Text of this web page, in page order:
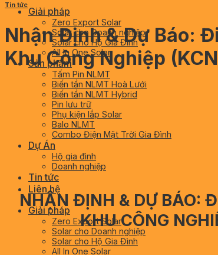
Giải pháp
Zero Export Solar
Solar cho Doanh nghiệp
Solar cho Hộ Gia Đình
All In One Solar
Sản phẩm
Tấm Pin NLMT
Biến tần NLMT Hoà Lưới
Biến tần NLMT Hybrid
Pin lưu trữ
Phụ kiện lắp Solar
Balo NLMT
Combo Điện Mặt Trời Gia Đình
Dự Án
Hộ gia đình
Doanh nghiệp
Tin tức
Liên hệ
Giải pháp
Zero Export Solar
Solar cho Doanh nghiệp
Solar cho Hộ Gia Đình
All In One Solar
Tin tức
Nhận Định & Dự Báo:
Khu Công Nghiệp
NHẬN ĐỊNH & DỰ BÁO:
KHU CÔNG